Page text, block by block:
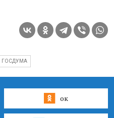
ГОСДУМА
ок